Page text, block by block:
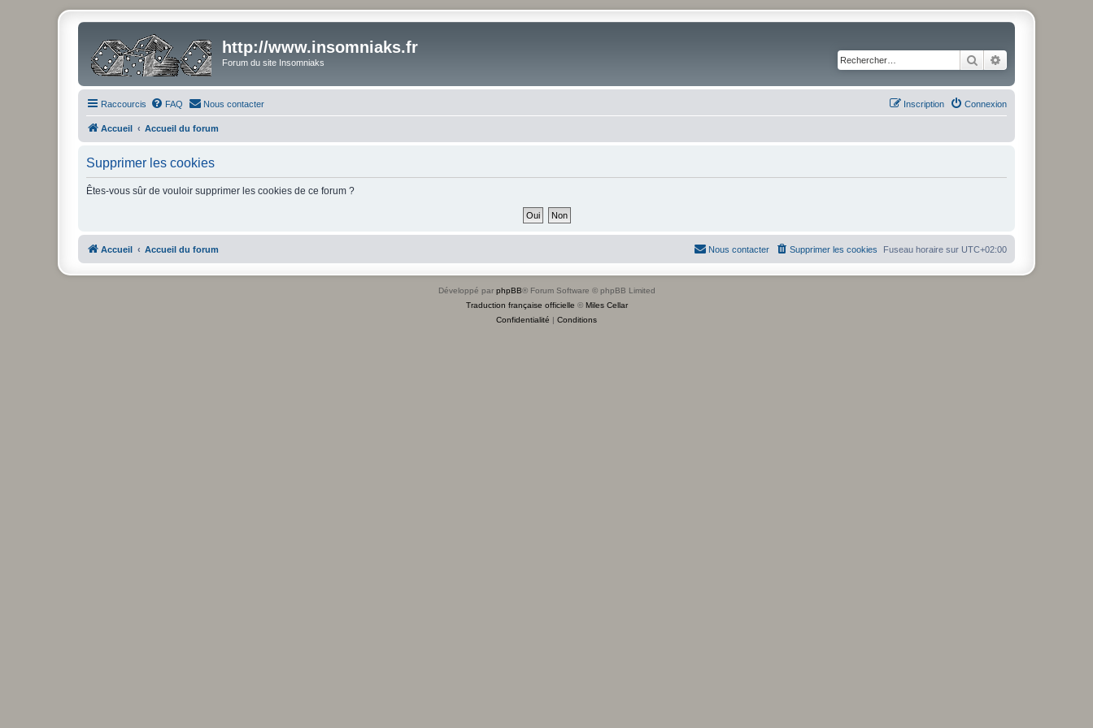
http://www.insomniaks.fr
Forum du site Insomniaks Rechercher
Raccourcis FAQ Nous contacter Connexion
Inscription
Accueil Accueil du forum
Supprimer les cookies
Êtes-vous sûr de vouloir supprimer les cookies de ce forum ?
Accueil Accueil du forum Fuseau horaire sur UTC+02:00
Supprimer les cookies
Nous contacter
Développé par phpBB® Forum Software © phpBB Limited
Traduction française officielle © Miles Cellar
Confidentialité | Conditions